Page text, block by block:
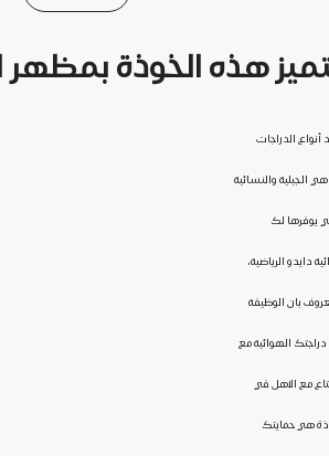
هذه الخوذة
الدراجات
الجبلية والنسائية
يوفرها لك
دايدو الرياضية،
بان الوظيفة
الهوائية مع
مع الاهل في
هي حمايتك